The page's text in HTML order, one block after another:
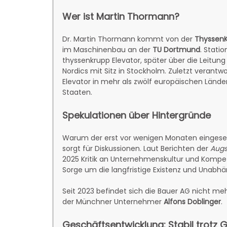
Wer ist Martin Thormann?
Dr. Martin Thormann kommt von der
im Maschinenbau an der TU Dortmund.
thyssenkrupp Elevator, später über die
Nordics mit Sitz in Stockholm. Zuletzt
Elevator in mehr als zwölf europäischen
Staaten.
Spekulationen über Hintergründe
Warum der erst vor wenigen Monaten
sorgt für Diskussionen. Laut Berichten der
2025 Kritik an Unternehmenskultur und
Sorge um die langfristige Existenz und
Seit 2023 befindet sich die Bauer AG nicht
der Münchner Unternehmer Alfons Doblinger.